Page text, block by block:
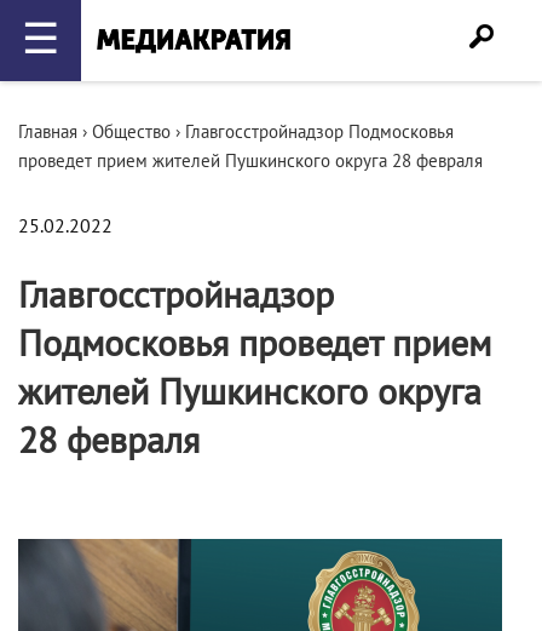
☰
Главная › Общество › Главгосстройнадзор Подмосковья
проведет прием жителей Пушкинского округа 28 февраля
25.02.2022
Главгосстройнадзор
Подмосковья проведет прием
жителей Пушкинского округа
28 февраля